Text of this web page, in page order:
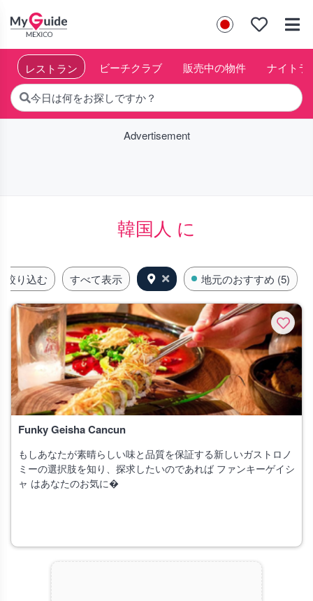
レストラン ビーチクラブ 販売中の物件 ナイトラ
今日は何をお探しですか？
Advertisement
韓国人 に
絞り込む すべて表示 地元のおすすめ (5)
Funky Geisha Cancun
もしあなたが素晴らしい味と品質を保証する新しいガストロノ
ミーの選択肢を知り、探求したいのであれば ファンキーゲイシ
ャ はあなたのお気に�